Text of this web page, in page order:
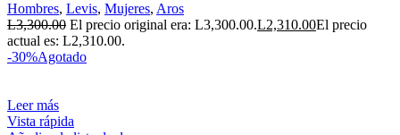
Hombres, Levis, Mujeres, Aros
L3,300.00 El precio original era: L3,300.00.L2,310.00El precio
actual es: L2,310.00.
-30%Agotado
Leer más
Vista rápida